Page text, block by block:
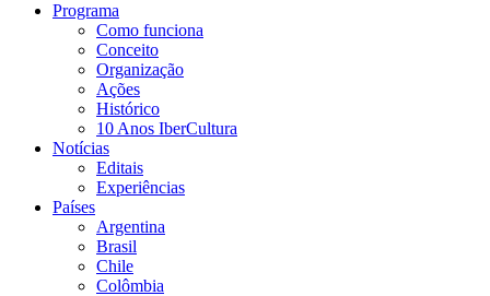
Programa
Como funciona
Conceito
Organização
Ações
Histórico
10 Anos IberCultura
Notícias
Editais
Experiências
Países
Argentina
Brasil
Chile
Colômbia